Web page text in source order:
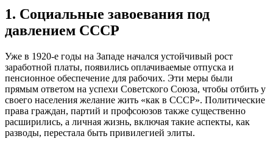
1. Социальные завоевания под
давлением СССР
Уже в 1920-е годы на Западе начался устойчивый рост
заработной платы, появились оплачиваемые отпуска и
пенсионное обеспечение для рабочих. Эти меры были
прямым ответом на успехи Советского Союза, чтобы отбить у
своего населения желание жить «как в СССР». Политические
права граждан, партий и профсоюзов также существенно
расширились, а личная жизнь, включая такие аспекты, как
разводы, перестала быть привилегией элиты.